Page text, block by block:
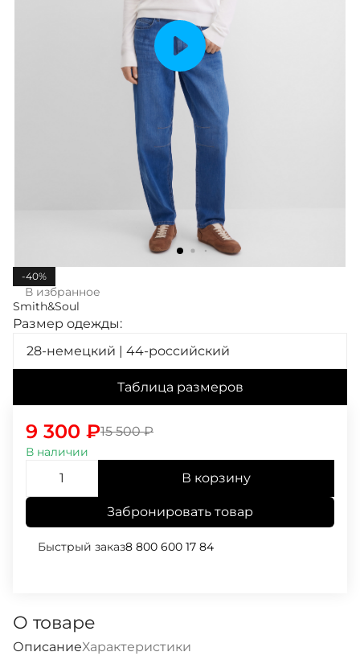
-40%
В избранное
Smith&Soul
Размер одежды:
28-немецкий | 44-российский
Таблица размеров
15 500₽
9 300 ₽
В наличии
В корзину
Забронировать товар
Быстрый заказ8 800 600 17 84
О товаре
ОписаниеХарактеристики